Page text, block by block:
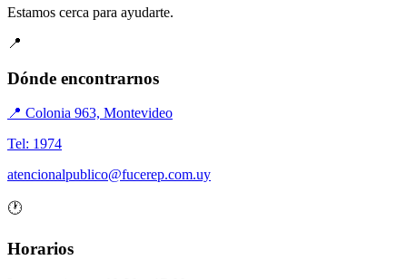
Estamos cerca para ayudarte.
📍
Dónde encontrarnos
📍 Colonia 963, Montevideo
Tel: 1974
atencionalpublico@fucerep.com.uy
🕐
Horarios